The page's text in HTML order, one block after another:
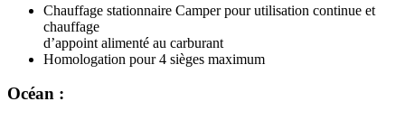
Chauffage stationnaire Camper pour utilisation continue et
chauffage
d’appoint alimenté au carburant
Homologation pour 4 sièges maximum
Océan :